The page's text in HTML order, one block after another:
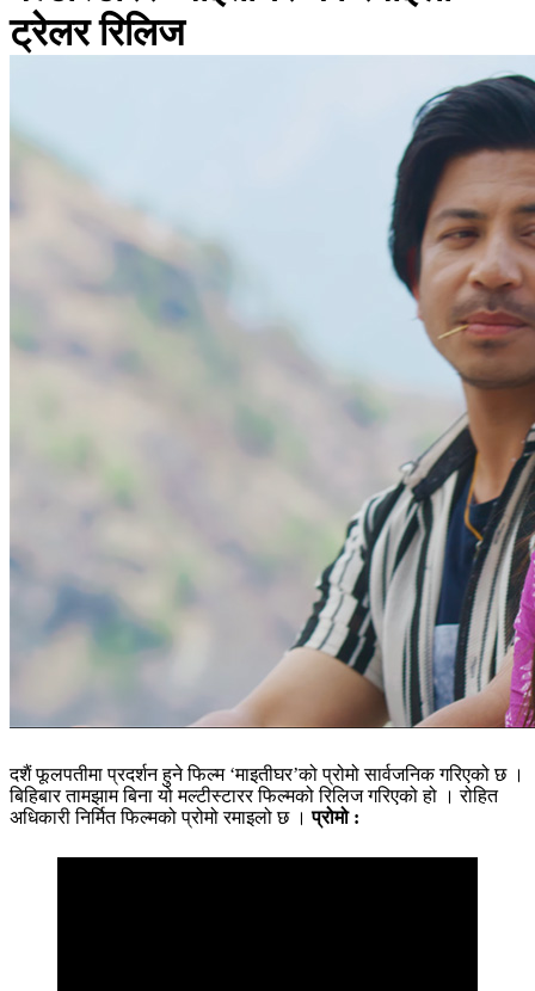
ट्रेलर रिलिज
दशैं फूलपतीमा प्रदर्शन हुने फिल्म ‘माइतीघर’को प्रोमो सार्वजनिक गरिएको छ ।
बिहिबार तामझाम बिना यो मल्टीस्टारर फिल्मको रिलिज गरिएको हो । रोहित
अधिकारी निर्मित फिल्मको प्रोमो रमाइलो छ ।प्रोमो :